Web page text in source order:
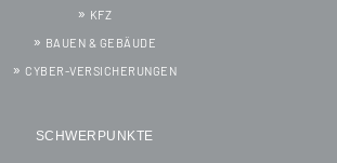
KFZ
BAUEN & GEBÄUDE
CYBER-VERSICHERUNGEN
SCHWERPUNKTE